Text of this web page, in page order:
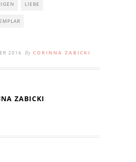
LIEBE
2016 By CORINNA ZABICKI
ZABICKI